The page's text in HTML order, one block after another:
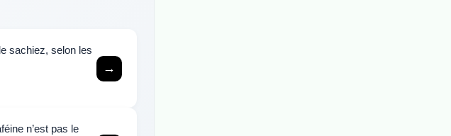
sachiez, selon les
→
n’est pas le